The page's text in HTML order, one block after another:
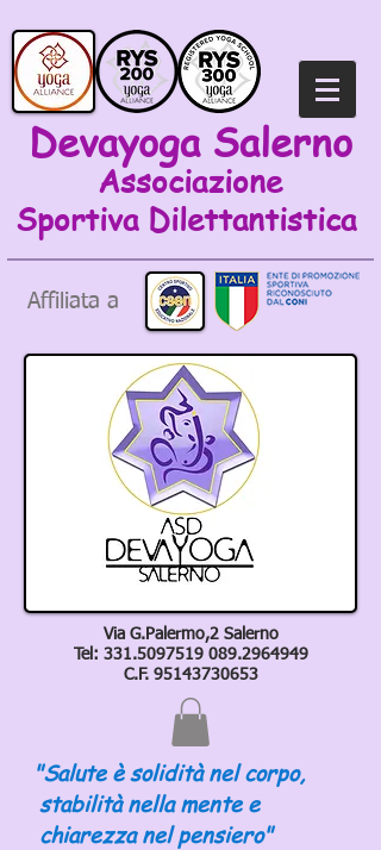
Devayoga Salerno
Associazione
Sportiva Dilettantistica
Affiliata a
Via G.Palermo,2 Salerno
Tel: 331.5097519 089.2964949
C.F. 95143730653
"Salute è solidità nel corpo,
stabilità nella mente e
chiarezza nel pensiero"